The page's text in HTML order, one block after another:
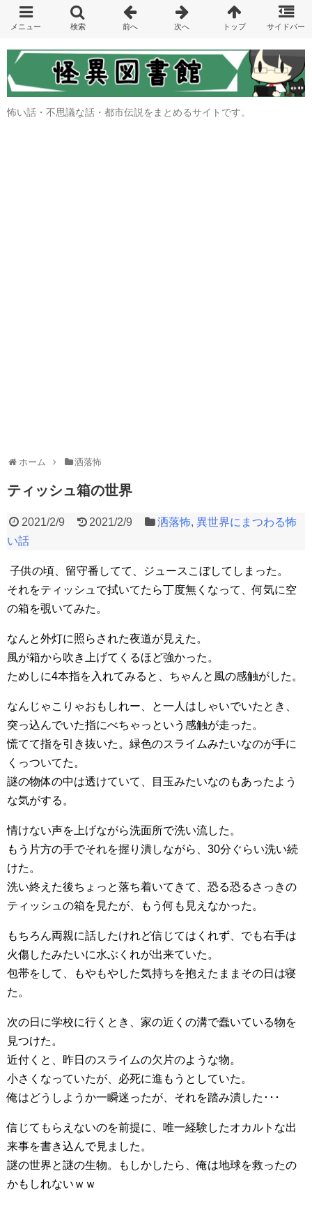
怖い話・不思議な話・都市伝説をまとめるサイトです。
ホーム 洒落怖
ティッシュ箱の世界
2021/2/9 2021/2/9 洒落怖,異世界にまつわる怖
い話
子供の頃、留守番してて、ジュースこぼしてしまった。
それをティッシュで拭いてたら丁度無くなって、何気に空
の箱を覗いてみた。
なんと外灯に照らされた夜道が見えた。
風が箱から吹き上げてくるほど強かった。
ためしに4本指を入れてみると、ちゃんと風の感触がした。
なんじゃこりゃおもしれー、と一人はしゃいでいたとき、
突っ込んでいた指にべちゃっという感触が走った。
慌てて指を引き抜いた。緑色のスライムみたいなのが手に
くっついてた。
謎の物体の中は透けていて、目玉みたいなのもあったよう
な気がする。
情けない声を上げながら洗面所で洗い流した。
もう片方の手でそれを握り潰しながら、30分ぐらい洗い続
けた。
洗い終えた後ちょっと落ち着いてきて、恐る恐るさっきの
ティッシュの箱を見たが、もう何も見えなかった。
もちろん両親に話したけれど信じてはくれず、でも右手は
火傷したみたいに水ぶくれが出来ていた。
包帯をして、もやもやした気持ちを抱えたままその日は寝
た。
次の日に学校に行くとき、家の近くの溝で蠢いている物を
見つけた。
近付くと、昨日のスライムの欠片のような物。
小さくなっていたが、必死に進もうとしていた。
俺はどうしようか一瞬迷ったが、それを踏み潰した･･･
信じてもらえないのを前提に、唯一経験したオカルトな出
来事を書き込んで見ました。
謎の世界と謎の生物。もしかしたら、俺は地球を救ったの
かもしれないｗｗ